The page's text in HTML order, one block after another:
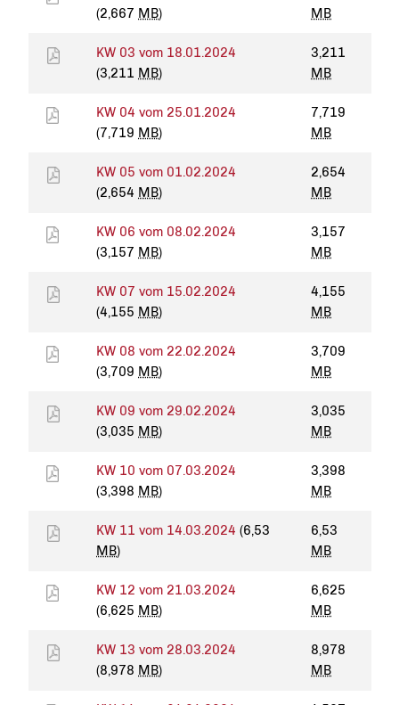
(2,667 MB)
MB
KW 03 vom 18.01.2024
(3,211 MB)
3,211
MB
KW 04 vom 25.01.2024
(7,719 MB)
7,719
MB
KW 05 vom 01.02.2024
(2,654 MB)
2,654
MB
KW 06 vom 08.02.2024
(3,157 MB)
3,157
MB
KW 07 vom 15.02.2024
(4,155 MB)
4,155
MB
KW 08 vom 22.02.2024
(3,709 MB)
3,709
MB
KW 09 vom 29.02.2024
(3,035 MB)
3,035
MB
KW 10 vom 07.03.2024
(3,398 MB)
3,398
MB
KW 11 vom 14.03.2024 (6,53
MB)
6,53
MB
KW 12 vom 21.03.2024
(6,625 MB)
6,625
MB
KW 13 vom 28.03.2024
(8,978 MB)
8,978
MB